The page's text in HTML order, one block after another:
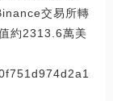
交易所轉
約2313.6萬美